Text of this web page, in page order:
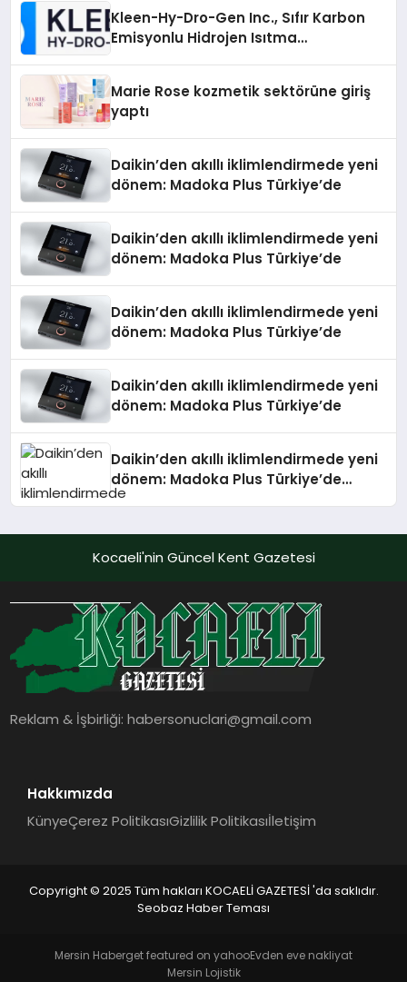
Kleen-Hy-Dro-Gen Inc., Sıfır Karbon
Emisyonlu Hidrojen Isıtma
Marie Rose kozmetik sektörüne giriş
yaptı
Daikin’den akıllı iklimlendirmede yeni
dönem: Madoka Plus Türkiye’de
Daikin’den akıllı iklimlendirmede yeni
dönem: Madoka Plus Türkiye’de
Daikin’den akıllı iklimlendirmede yeni
dönem: Madoka Plus Türkiye’de
Daikin’den akıllı iklimlendirmede yeni
dönem: Madoka Plus Türkiye’de
Daikin’den akıllı iklimlendirmede yeni
dönem: Madoka Plus Türkiye’de
Daikin’in kullanıcı dostu tasarımıyla
teknolojilerle donatılmış son modeli
VRV kontrol ünitesi Madoka Plus
dokunmatik ekranı, mobil uygulama
desteği ve akıllı sensör entegrasyonu
sayesinde iklimlendirme sistemlerinin
yönetimini daha kolay, konforlu ve
verimli hale getiriyor. Enerji
alanlarında teknolojiyi estetik ile bulu
Kocaeli'nin Güncel Kent Gazetesi
Reklam & İşbirliği:habersonuclari@gmail.com
Hakkımızda
KünyeÇerez PolitikasıGizlilik Politikasıİletişim
Copyright © 2025 Tüm hakları KOCAELİ GAZETESİ 'da saklıdır.
Seobaz Haber Teması
Mersin Haberget featured on yahooEvden eve nakliyat
Mersin Lojistik